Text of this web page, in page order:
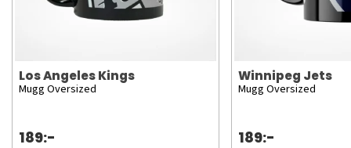
Los Angeles Kings
Mugg Oversized
189:-
Winnipeg Jets
Mugg Oversized
189:-